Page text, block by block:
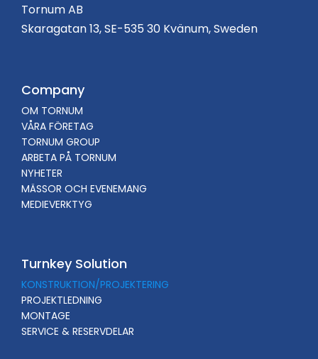
Tornum AB
Skaragatan 13, SE-535 30 Kvänum, Sweden
Company
OM TORNUM
VÅRA FÖRETAG
TORNUM GROUP
ARBETA PÅ TORNUM
NYHETER
MÄSSOR OCH EVENEMANG
MEDIEVERKTYG
Turnkey Solution
KONSTRUKTION/PROJEKTERING
PROJEKTLEDNING
MONTAGE
SERVICE & RESERVDELAR